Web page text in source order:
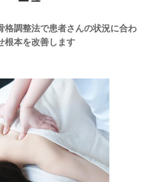
格調整法で患者さんの状況に合わ
根本を改善します